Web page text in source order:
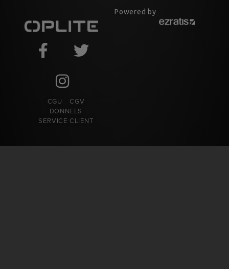
CGU
CGV
DONNEES
SERVICE CLIENT
Powered by